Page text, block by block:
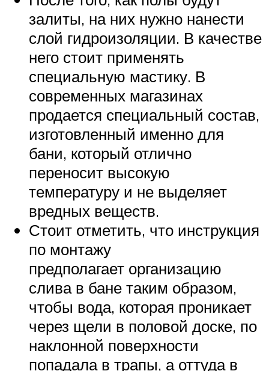
залиты, на них нужно нанести
слой гидроизоляции. В качестве
него стоит применять
специальную мастику. В
современных магазинах
продается специальный состав,
изготовленный именно для
бани, который отлично
переносит высокую
температуру и не выделяет
вредных веществ.
Стоит отметить, что инструкция
по монтажу
предполагает организацию
слива в бане таким образом,
чтобы вода, которая проникает
через щели в половой доске, по
наклонной поверхности
попадала в трапы, а оттуда в